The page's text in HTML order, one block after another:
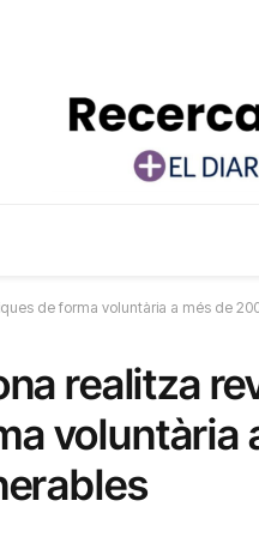
de forma voluntària a més de
realitza
voluntària